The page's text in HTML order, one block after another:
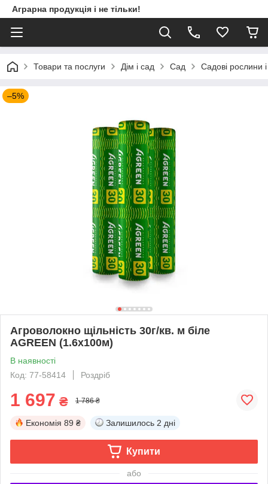
Аграрна продукція і не тільки!
Товари та послуги Дім і сад Сад Садові рослини
–5%
Агроволокно щільність 30г/кв. м біле
AGREEN (1.6х100м)
В наявності
Код: 77-58414
Роздріб
1 697 ₴ 1 786 ₴
Економія 89 ₴ Залишилось 2 дні
Купити
або